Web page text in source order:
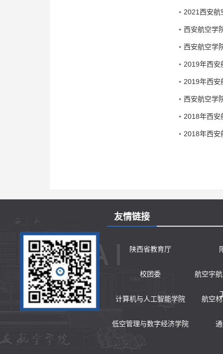
2021西安航
西安航空学
西安航空学
2019年西安
2019年西安
西安航空学
2018年西安
2018年西安
友情链接
陕西省教育厅
校团委 航空宇
计算机与人工智能学院 航空
低空管理与数字经济学院